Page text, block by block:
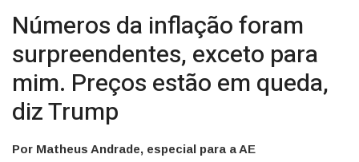
Números da inflação foram
surpreendentes, exceto para
mim. Preços estão em queda,
diz Trump
Por Matheus Andrade, especial para a AE